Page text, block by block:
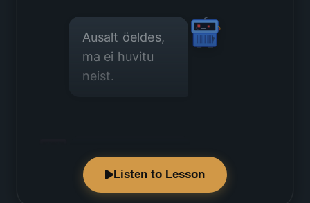
Ausalt öeldes,
ma ei huvitu
neist.
Aga miks sa
nendest ei
huvitu?
Listen to Lesson